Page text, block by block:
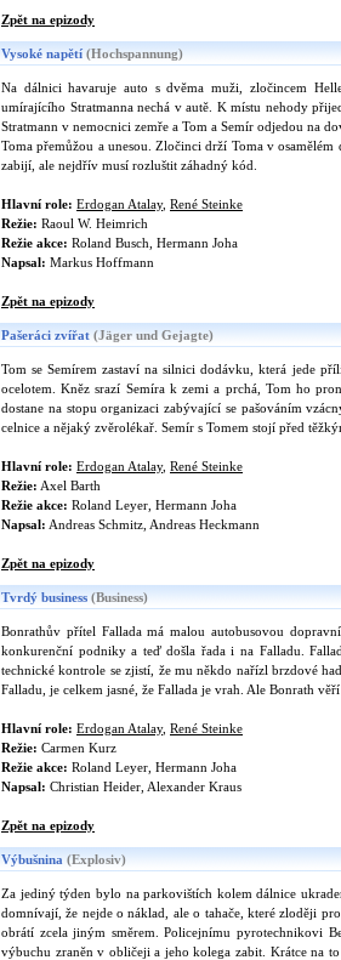
Zpět na epizody
Vysoké napětí (Hochspannung)
Na dálnici havaruje auto s dvěma muži, zločincem
umírajícího Stratmanna nechá v autě. K místu nehody
Stratmann v nemocnici zemře a Tom a Semír odjedou na
Toma přemůžou a unesou. Zločinci drží Toma v
zabijí, ale nejdřív musí rozluštit záhadný kód.
Hlavní role: Erdogan Atalay, René Steinke
Režie: Raoul W. Heimrich
Režie akce: Roland Busch, Hermann Joha
Napsal: Markus Hoffmann
Zpět na epizody
Pašeráci zvířat (Jäger und Gejagte)
Tom se Semírem zastaví na silnici dodávku, která jede
ocelotem. Kněz srazí Semíra k zemi a prchá, Tom ho
dostane na stopu organizaci zabývající se pašováním
celnice a nějaký zvěrolékař. Semír s Tomem stojí před
Hlavní role: Erdogan Atalay, René Steinke
Režie: Axel Barth
Režie akce: Roland Leyer, Hermann Joha
Napsal: Andreas Schmitz, Andreas Heckmann
Zpět na epizody
Tvrdý business (Business)
Bonrathův přítel Fallada má malou autobusovou
konkurenční podniky a teď došla řada i na Falladu.
technické kontrole se zjistí, že mu někdo nařízl brzdové
Falladu, je celkem jasné, že Fallada je vrah. Ale Bonrath
Hlavní role: Erdogan Atalay, René Steinke
Režie: Carmen Kurz
Režie akce: Roland Leyer, Hermann Joha
Napsal: Christian Heider, Alexander Kraus
Zpět na epizody
Výbušnina (Explosiv)
Za jediný týden bylo na parkovištích kolem dálnice
domnívají, že nejde o náklad, ale o tahače, které zloději
obrátí zcela jiným směrem. Policejnímu pyrotechnikovi
výbuchu zraněn v obličeji a jeho kolega zabit. Krátce na